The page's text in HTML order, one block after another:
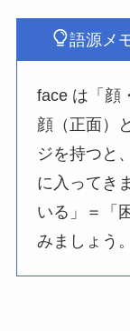
語源メ
face は「顔
顔（正面）
ジを持つと
に入ってき
いる」＝「
みましょう。